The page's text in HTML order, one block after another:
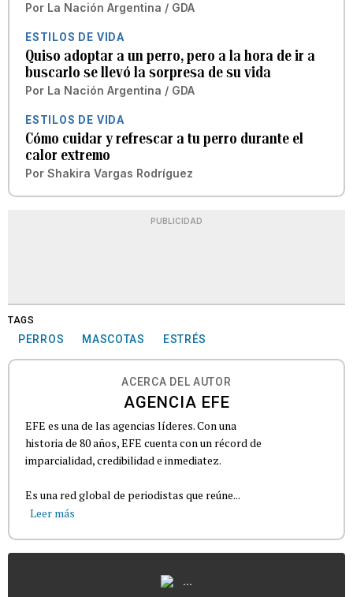
Por La Nación Argentina / GDA
ESTILOS DE VIDA
Quiso adoptar a un perro, pero a la hora de ir a
buscarlo se llevó la sorpresa de su vida
Por La Nación Argentina / GDA
ESTILOS DE VIDA
Cómo cuidar y refrescar a tu perro durante el
calor extremo
Por Shakira Vargas Rodríguez
PUBLICIDAD
TAGS
PERROS MASCOTAS ESTRÉS
ACERCA DEL AUTOR
AGENCIA EFE
EFE es una de las agencias líderes. Con una
historia de 80 años, EFE cuenta con un récord de
imparcialidad, credibilidad e inmediatez.
Es una red global de periodistas que reúne...
Leer más
...